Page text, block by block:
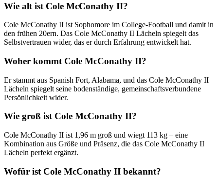
Wie alt ist Cole McConathy II?
Cole McConathy II ist Sophomore im College-Football und damit in
den frühen 20ern. Das Cole McConathy II Lächeln spiegelt das
Selbstvertrauen wider, das er durch Erfahrung entwickelt hat.
Woher kommt Cole McConathy II?
Er stammt aus Spanish Fort, Alabama, und das Cole McConathy II
Lächeln spiegelt seine bodenständige, gemeinschaftsverbundene
Persönlichkeit wider.
Wie groß ist Cole McConathy II?
Cole McConathy II ist 1,96 m groß und wiegt 113 kg – eine
Kombination aus Größe und Präsenz, die das Cole McConathy II
Lächeln perfekt ergänzt.
Wofür ist Cole McConathy II bekannt?